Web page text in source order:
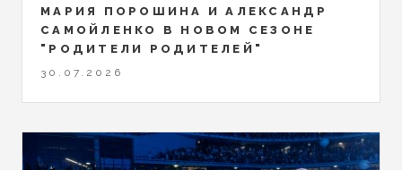
МАРИЯ ПОРОШИНА И АЛЕКСАНДР
САМОЙЛЕНКО В НОВОМ СЕЗОНЕ
"РОДИТЕЛИ РОДИТЕЛЕЙ"
30.07.2026